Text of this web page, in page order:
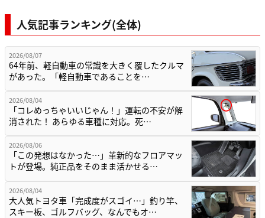
人気記事ランキング(全体)
2026/08/07
64年前、軽自動車の常識を大きく覆したクルマ
があった。「軽自動車であることを…
2026/08/04
「コレめっちゃいいじゃん！」運転の不安が解
消された！ あらゆる車種に対応。死…
2026/08/06
「この発想はなかった…」革新的なフロアマッ
トが登場。純正品をそのまま活かせる…
2026/08/04
大人気トヨタ車「完成度がスゴイ…」釣り竿、
スキー板、ゴルフバッグ、なんでもオ…